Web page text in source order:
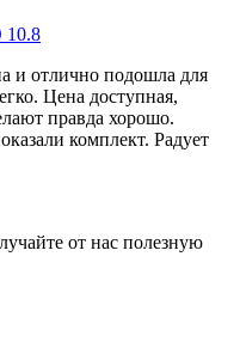
10.8
и отлично подошла для
Цена доступная,
правда хорошо.
комплект. Радует
от нас полезную